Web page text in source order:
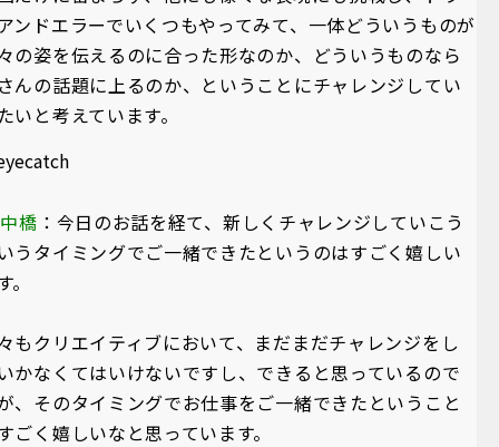
ンドエラーでいくつもやってみて、一体どういうものが
の姿を伝えるのに合った形なのか、どういうものなら
んの話題に上るのか、ということにチャレンジしてい
いと考えています。
橋 ：今日のお話を経て、新しくチャレンジしていこう
うタイミングでご一緒できたというのはすごく嬉しい
。
もクリエイティブにおいて、まだまだチャレンジをし
かなくてはいけないですし、できると思っているので
、そのタイミングでお仕事をご一緒できたということ
ごく嬉しいなと思っています。